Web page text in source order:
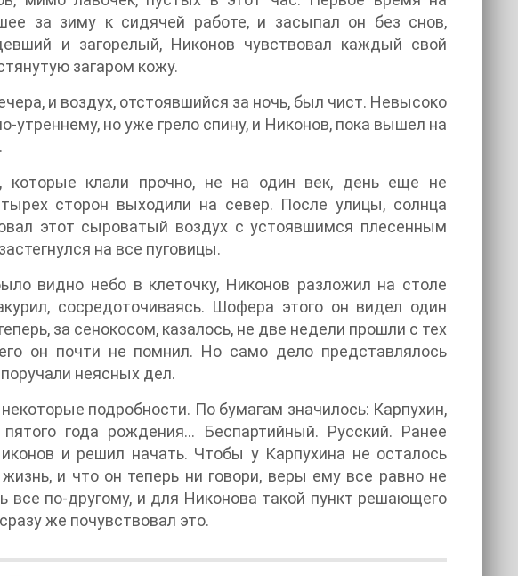
за зиму к сидячей работе, и засыпал он без снов,
и загорелый, Никонов чувствовал каждый свой
загаром кожу.
и воздух, отстоявшийся за ночь, был чист. Невысоко
утреннему, но уже грело спину, и Никонов, пока вышел на
которые клали прочно, не на один век, день еще не
сторон выходили на север. После улицы, солнца
этот сыроватый воздух с устоявшимся плесенным
на все пуговицы.
видно небо в клеточку, Никонов разложил на столе
сосредоточиваясь. Шофера этого он видел один
за сенокосом, казалось, не две недели прошли с тех
он почти не помнил. Но само дело представлялось
неясных дел.
подробности. По бумагам значилось: Карпухин,
года рождения… Беспартийный. Русский. Ранее
и решил начать. Чтобы у Карпухина не осталось
и что он теперь ни говори, веры ему все равно не
все по-другому, и для Никонова такой пункт решающего
же почувствовал это.